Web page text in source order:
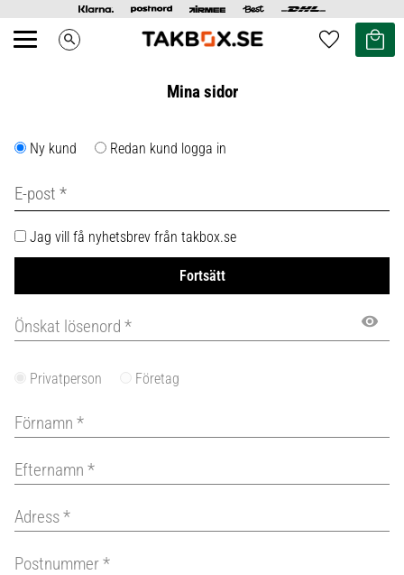
Meny search Favoriter
Kundvagn
Mina sidor
Ny kund Redan kund logga in
Jag vill få nyhetsbrev från takbox.se
Fortsätt
visibility
Privatperson Företag